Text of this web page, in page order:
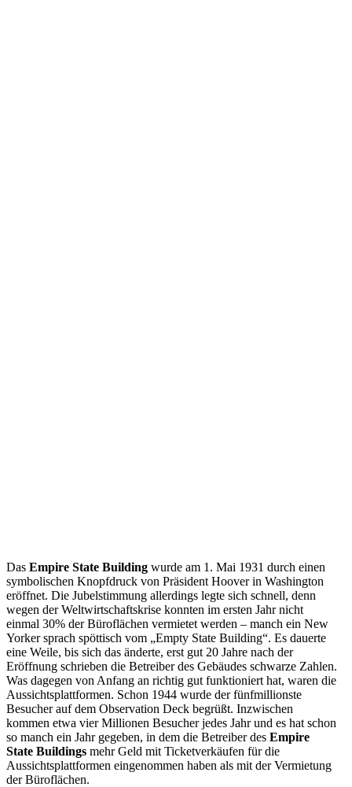
Das Empire State Building wurde am 1. Mai 1931 durch einen
symbolischen Knopfdruck von Präsident Hoover in Washington
eröffnet. Die Jubelstimmung allerdings legte sich schnell, denn
wegen der Weltwirtschaftskrise konnten im ersten Jahr nicht
einmal 30% der Büroflächen vermietet werden – manch ein New
Yorker sprach spöttisch vom „Empty State Building“. Es dauerte
eine Weile, bis sich das änderte, erst gut 20 Jahre nach der
Eröffnung schrieben die Betreiber des Gebäudes schwarze Zahlen.
Was dagegen von Anfang an richtig gut funktioniert hat, waren die
Aussichtsplattformen. Schon 1944 wurde der fünfmillionste
Besucher auf dem Observation Deck begrüßt. Inzwischen
kommen etwa vier Millionen Besucher jedes Jahr und es hat schon
so manch ein Jahr gegeben, in dem die Betreiber des Empire
State Buildings mehr Geld mit Ticketverkäufen für die
Aussichtsplattformen eingenommen haben als mit der Vermietung
der Büroflächen.